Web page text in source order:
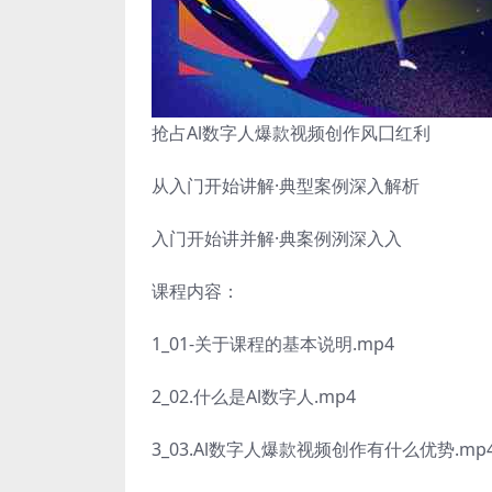
抢占Al数字人爆款视频创作风囗红利
从入门开始讲解·典型案例深入解析
入门开始讲并解·典案例洌深入入
课程内容：
1_01-关于课程的基本说明.mp4
2_02.什么是Al数字人.mp4
3_03.Al数字人爆款视频创作有什么优势